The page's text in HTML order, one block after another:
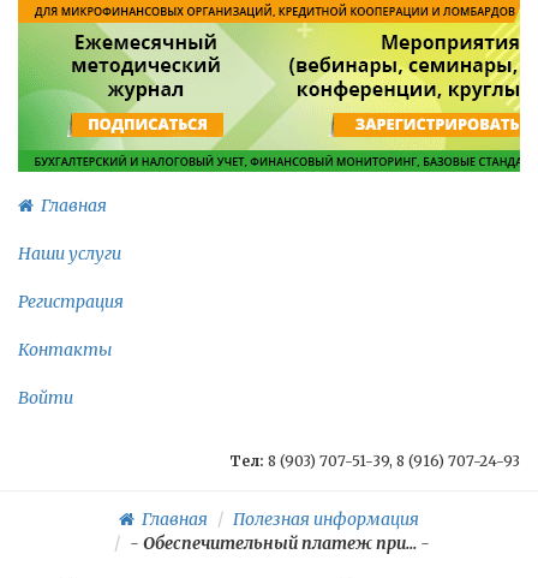
Главная
Наши услуги
Регистрация
Контакты
Войти
Тел: 8 (903) 707-51-39, 8 (916) 707-24-93
Главная
Полезная информация
- Обеспечительный платеж при... -